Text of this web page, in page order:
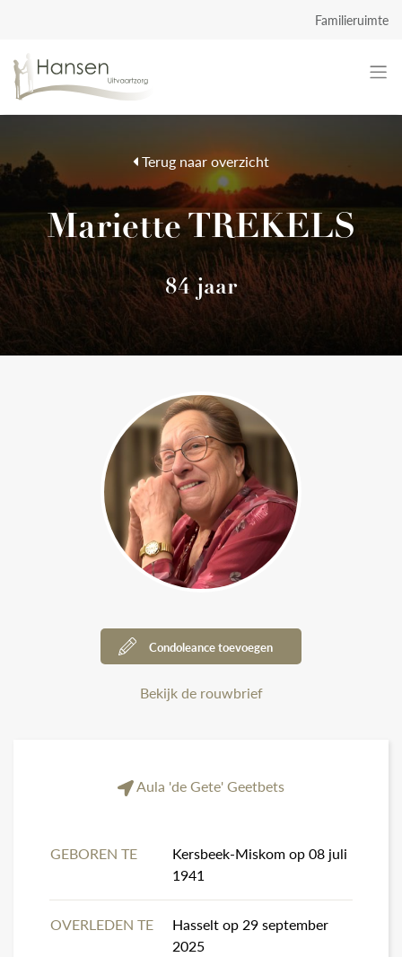
Familieruimte
Mariette TREKELS
84 jaar
Terug naar overzicht
Aula 'de Gete' Geetbets
GEBOREN TE
Kersbeek-Miskom op 08 juli
1941
OVERLEDEN TE
Hasselt op 29 september
2025
Condoleance toevoegen
Bekijk de rouwbrief